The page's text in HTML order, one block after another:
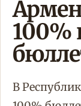
100%
В